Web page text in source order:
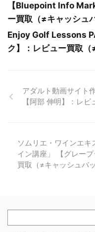
【Bluepoint Info
ー買取（≠キャッシュ
Enjoy Golf Lessons
ク】：レビュー買取（
アダルト動画サイト
【阿部 伸明】：レ
ソムリエ・ワインエキ
イン講座」 【グレー
買取（≠キャッシュバッ